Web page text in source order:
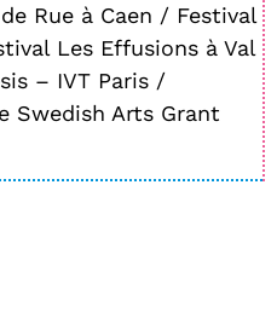
Rue à Caen / Festival
Les Effusions à Val
– IVT Paris /
Swedish Arts Grant